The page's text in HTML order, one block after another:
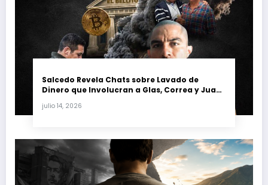
Salcedo Revela Chats sobre Lavado de
Dinero que Involucran a Glas, Correa y Juan
julio 14, 2026